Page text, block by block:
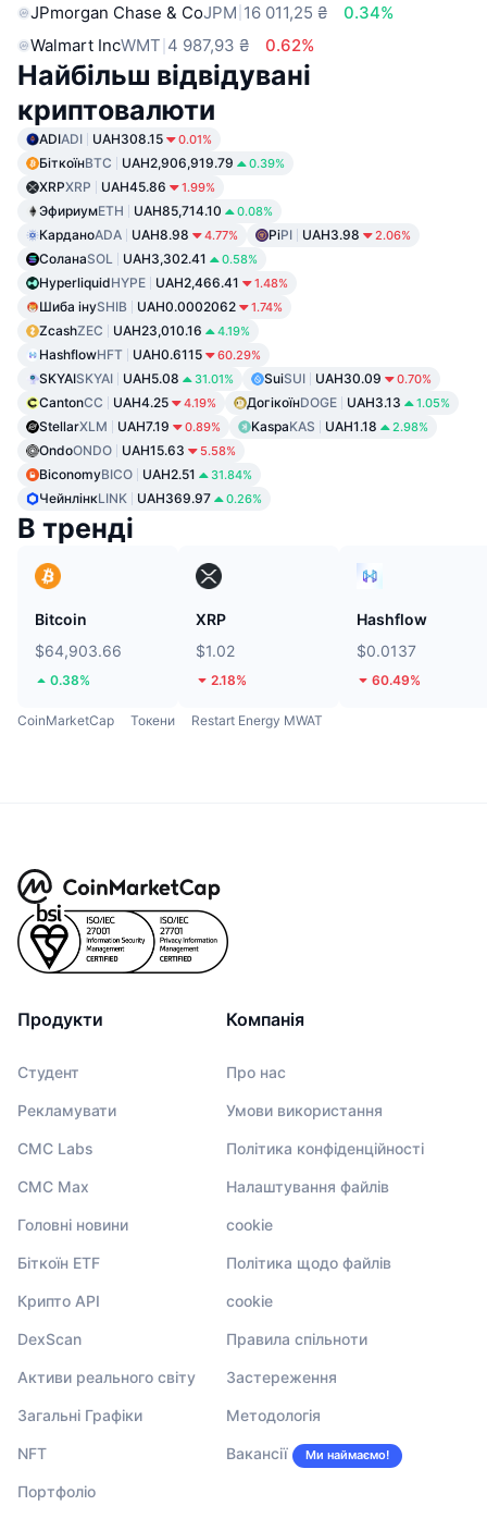
JPmorgan Chase & CoJPM 16 011,25 ₴
0.34%
Walmart IncWMT 4 987,93 ₴ 0.62%
Найбільш відвідувані
криптовалюти
ADIADI UAH308.15 0.01%
БіткоїнBTC UAH2,906,919.79 0.39%
XRPXRP UAH45.86 1.99%
ЭфириумETH UAH85,714.10 0.08%
КарданоADA UAH8.98 4.77% PiPI UAH3.98 2.06%
СоланаSOL UAH3,302.41 0.58%
HyperliquidHYPE UAH2,466.41 1.48%
Шиба інуSHIB UAH0.0002062 1.74%
ZcashZEC UAH23,010.16 4.19%
HashflowHFT UAH0.6115 60.29%
SKYAISKYAI UAH5.08 31.01% SuiSUI UAH30.09 0.70%
CantonCC UAH4.25 4.19% ДогікоїнDOGE UAH3.13 1.05%
StellarXLM UAH7.19 0.89% KaspaKAS UAH1.18 2.98%
OndoONDO UAH15.63 5.58%
BiconomyBICO UAH2.51 31.84%
ЧейнлінкLINK UAH369.97 0.26%
В тренді
Bitcoin
$64,903.66
0.38%
XRP
$1.02
2.18%
Hashflow
$0.0137
60.49%
CoinMarketCap Токени Restart Energy MWAT
Продукти
Студент
Рекламувати
CMC Labs
CMC Max
Головні новини
Біткоїн ETF
Крипто API
DexScan
Активи реального світу
Загальні Графіки
NFT
Портфоліо
Компанія
Про нас
Умови використання
Політика конфіденційності
Налаштування файлів
cookie
Політика щодо файлів
cookie
Правила спільноти
Застереження
Методологія
Вакансії Ми наймаємо!